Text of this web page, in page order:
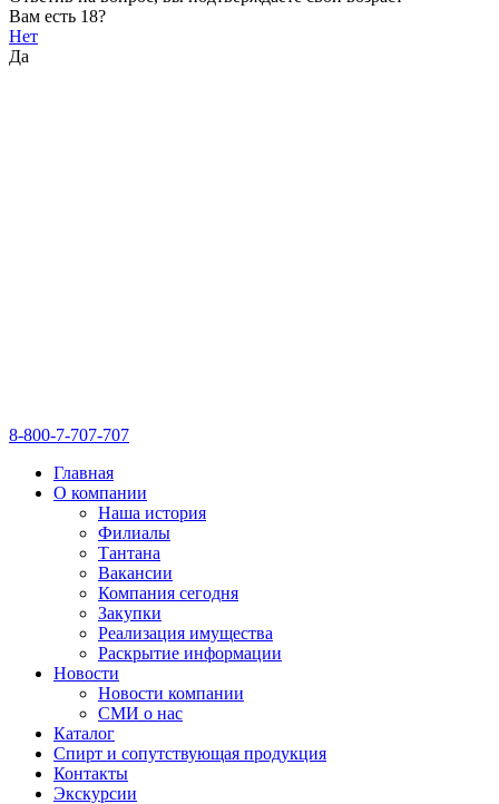
Вам есть 18?
Нет
Да
8-800-7-707-707
Главная
О компании
Наша история
Филиалы
Тантана
Вакансии
Компания сегодня
Закупки
Реализация имущества
Раскрытие информации
Новости
Новости компании
СМИ о нас
Каталог
Спирт и сопутствующая продукция
Контакты
Экскурсии